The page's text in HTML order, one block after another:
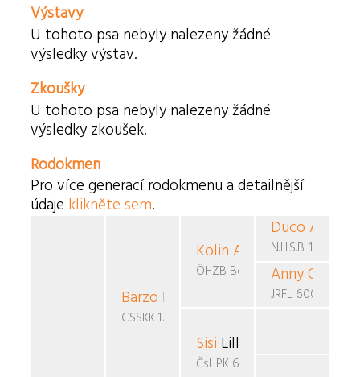
Výstavy
U tohoto psa nebyly nalezeny žádné
výsledky výstav.
Zkoušky
U tohoto psa nebyly nalezeny žádné
výsledky zkoušek.
Rodokmen
Pro více generací rodokmenu a detailnější
údaje klikněte sem.
Barzo Prima
CSSKK 177/91/94
Kolin Anny Dobart
ÖHZB Bdf 28
Sisi Lillemarks
ČsHPK 6-88/87/90
Duco Anoes
N.H.S.B. 1404287
Anny Olga
JRFL 60000